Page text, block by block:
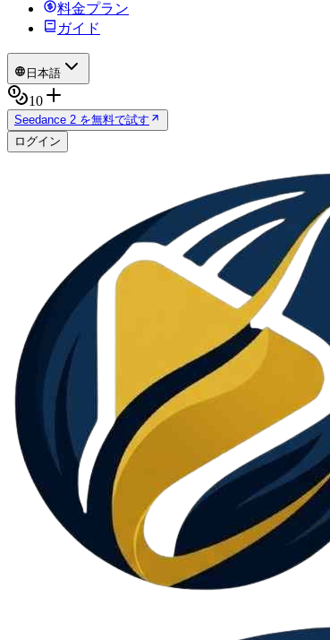
料金プラン
ガイド
日本語
10
Seedance 2 を無料で試す
ログイン